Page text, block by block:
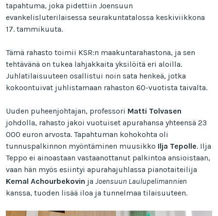
tapahtuma, joka pidettiin Joensuun
evankelisluterilaisessa seurakuntatalossa keskiviikkona
17. tammikuuta.
Tämä rahasto toimii KSR:n maakuntarahastona, ja sen
tehtävänä on tukea lahjakkaita yksilöitä eri aloilla.
Juhlatilaisuuteen osallistui noin sata henkeä, jotka
kokoontuivat juhlistamaan rahaston 60-vuotista taivalta.
Uuden puheenjohtajan, professori Matti Tolvasen
johdolla, rahasto jakoi vuotuiset apurahansa yhteensä 23
000 euron arvosta. Tapahtuman kohokohta oli
tunnuspalkinnon myöntäminen muusikko Ilja Tepolle. Ilja
Teppo ei ainoastaan vastaanottanut palkintoa ansioistaan,
vaan hän myös esiintyi apurahajuhlassa pianotaiteilija
Kemal Achourbekovin ja Joensuun Laulupelimannien
kanssa, tuoden lisää iloa ja tunnelmaa tilaisuuteen.